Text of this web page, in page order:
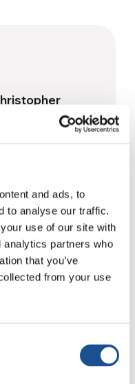
and ads, to
to analyse our traffic.
use of our site with
analytics partners who
that you’ve
from your use
et la nécessité
trois
de sport
Peace :
un hymne à la